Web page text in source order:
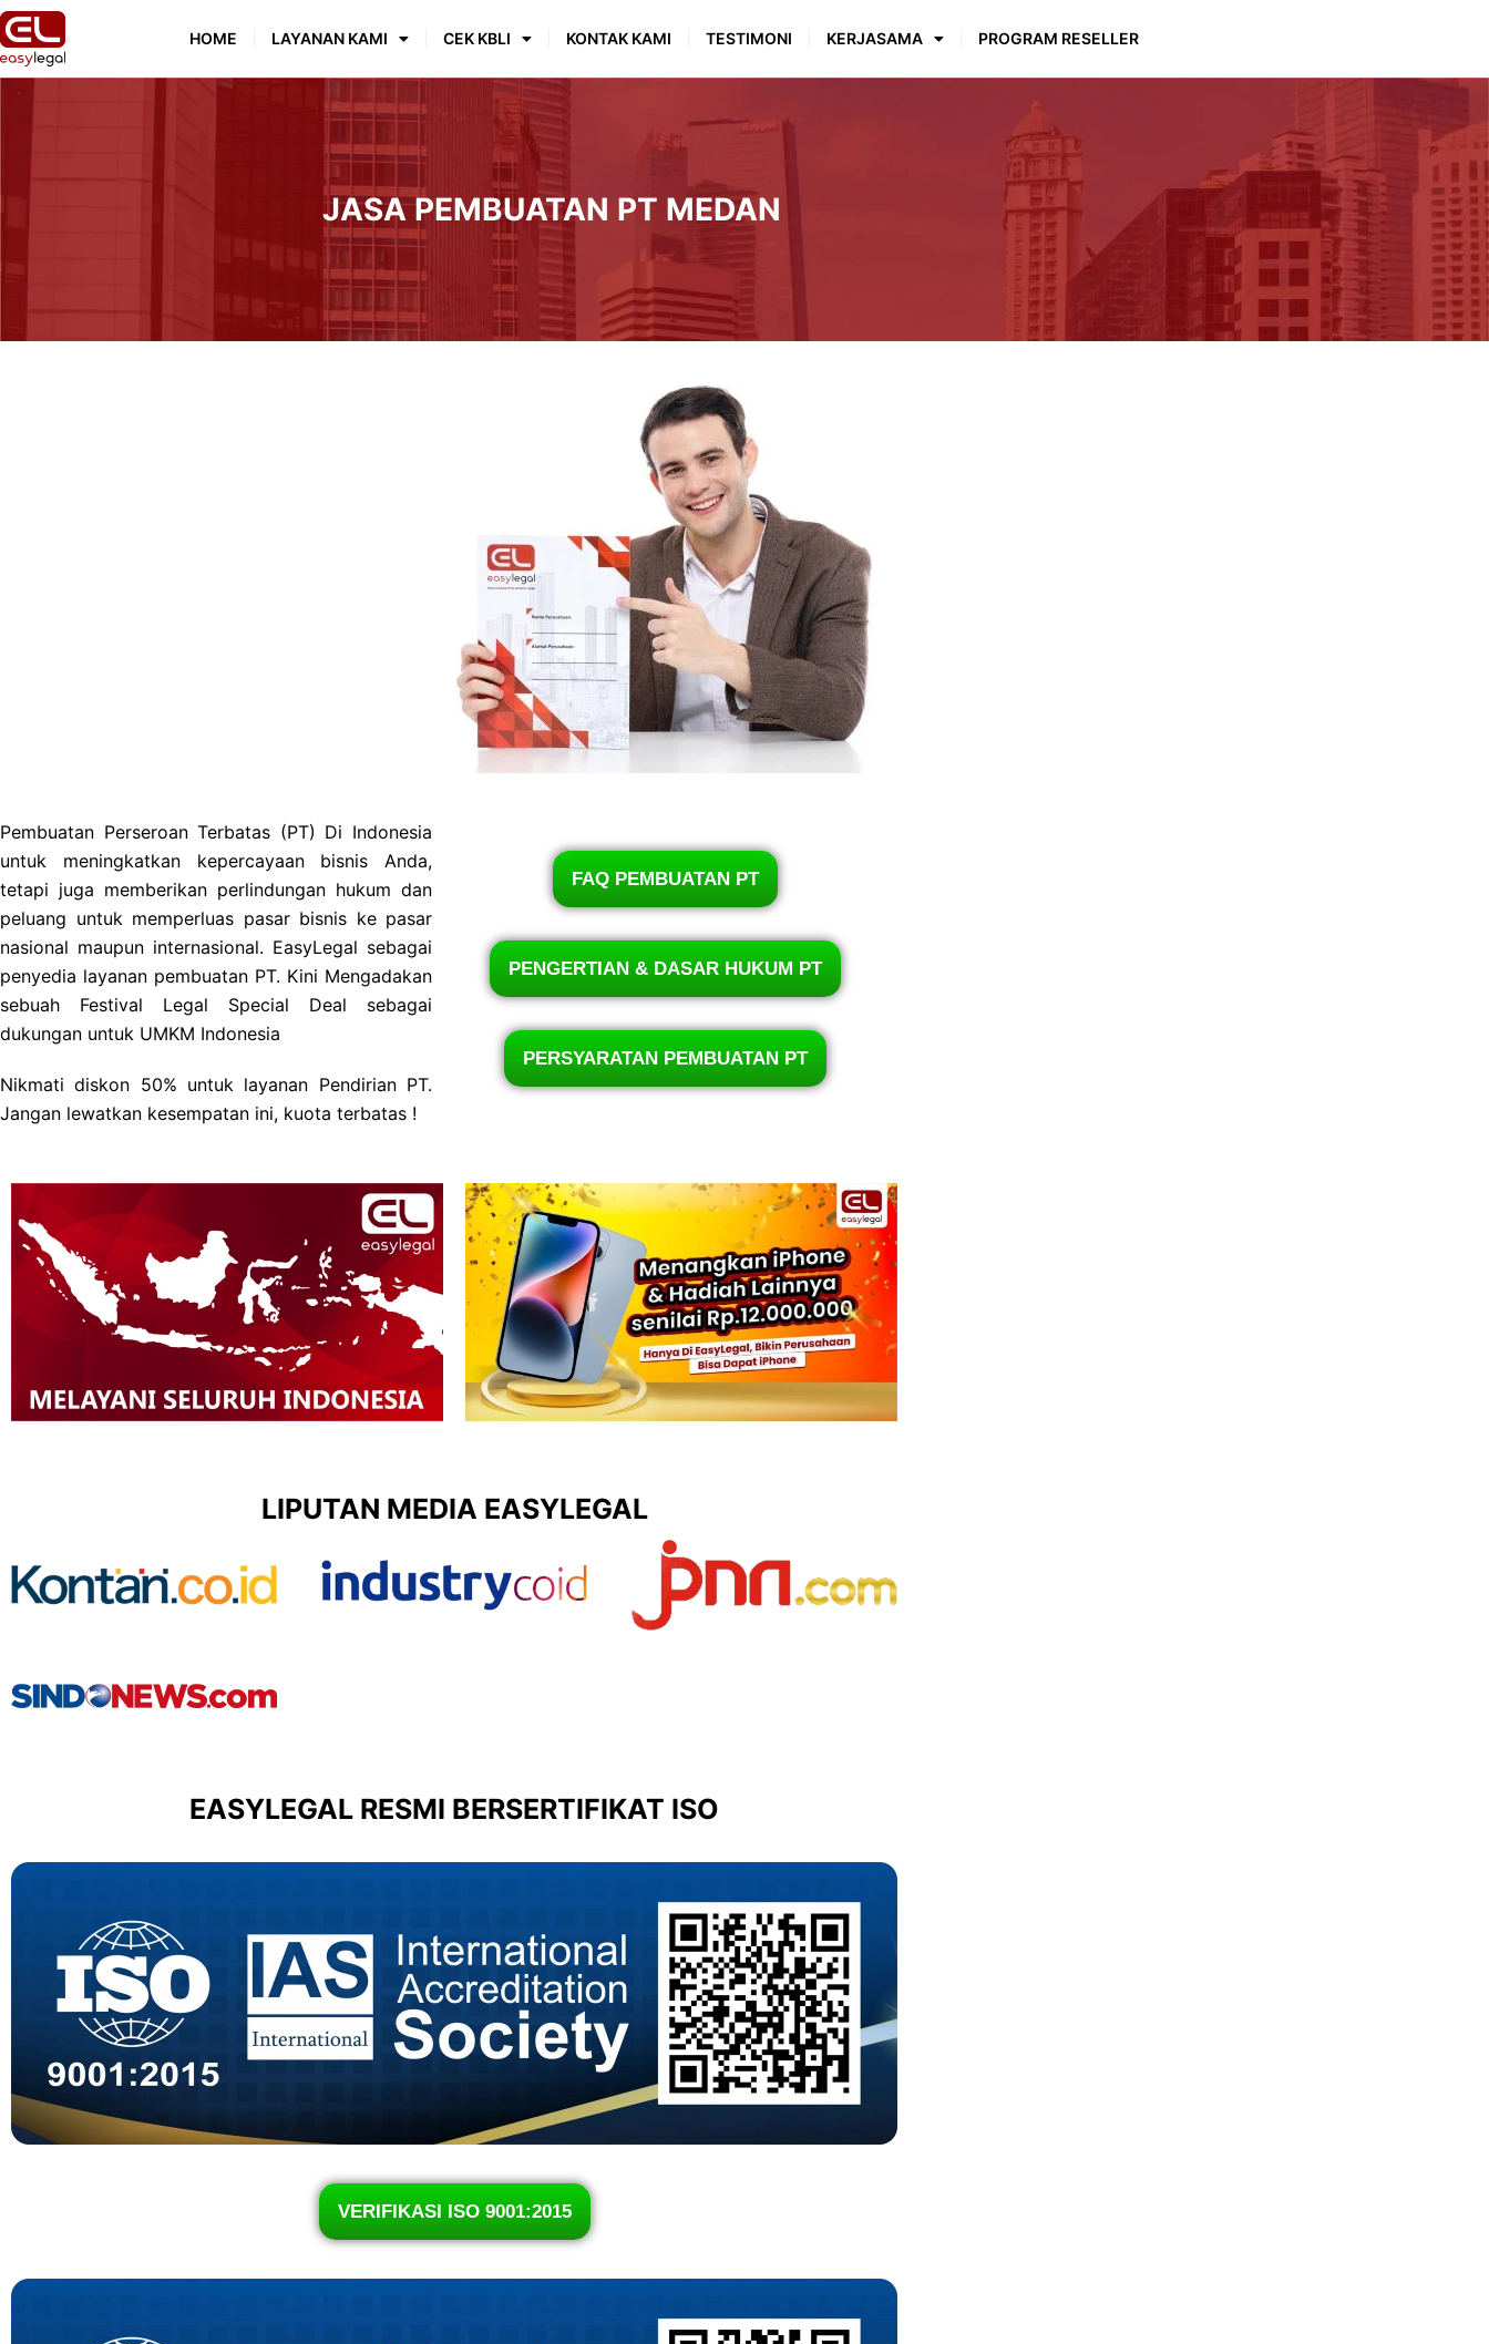
HOME LAYANAN KAMI CEK KBLI KONTAK KAMI TESTIMONI KERJASAMA PROGRAM RESELLER
JASA PEMBUATAN PT MEDAN
Pembuatan Perseroan Terbatas (PT) Di Indonesia
untuk meningkatkan kepercayaan bisnis Anda,
tetapi juga memberikan perlindungan hukum dan
peluang untuk memperluas pasar bisnis ke pasar
nasional maupun internasional. EasyLegal sebagai
penyedia layanan pembuatan PT. Kini Mengadakan
sebuah Festival Legal Special Deal sebagai
dukungan untuk UMKM Indonesia
Nikmati diskon 50% untuk layanan Pendirian PT.
Jangan lewatkan kesempatan ini, kuota terbatas !
FAQ PEMBUATAN PT
PENGERTIAN & DASAR HUKUM PT
PERSYARATAN PEMBUATAN PT
LIPUTAN MEDIA EASYLEGAL
EASYLEGAL RESMI BERSERTIFIKAT ISO
VERIFIKASI ISO 9001:2015